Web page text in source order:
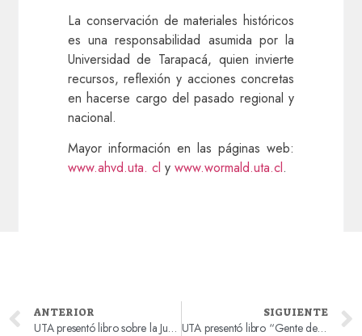
La conservación de materiales históricos
es una responsabilidad asumida por la
Universidad de Tarapacá, quien invierte
recursos, reflexión y acciones concretas
en hacerse cargo del pasado regional y
nacional.
Mayor información en las páginas web:
www.ahvd.uta. cl y www.wormald.uta.cl.
ANTERIOR
UTA presentó libro sobre la Junta de Adelanto a la comunidad
SIGUIENTE
UTA presentó libro “Gente de las Alturas. Población andina de la precordillera y altiplano de Arica. El Censo de 1866”